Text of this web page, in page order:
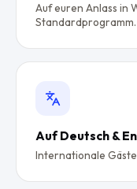
Auf euren Anlass in
Standardprogramm.
Auf Deutsch &
Internationale